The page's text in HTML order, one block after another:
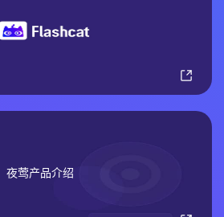
夜莺产品介绍